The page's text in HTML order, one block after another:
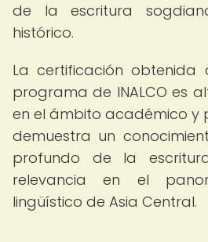
de la escritura
histórico.
La certificación obtenida
programa de INALCO es
en el ámbito académico y
demuestra un
profundo de la
relevancia en el
lingüístico de Asia Central.